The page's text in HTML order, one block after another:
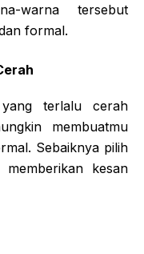
warna tersebut
formal.
terlalu cerah
membuatmu
Sebaiknya pilih
kesan